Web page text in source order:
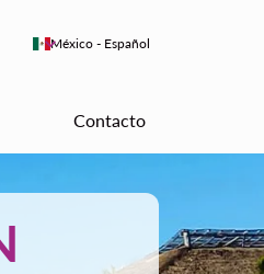
México - Español
keyboard_arrow_down
Contacto